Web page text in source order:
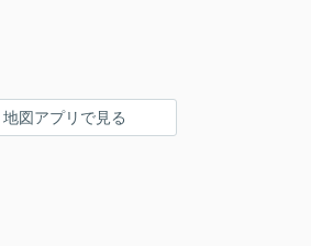
地図アプリで見る